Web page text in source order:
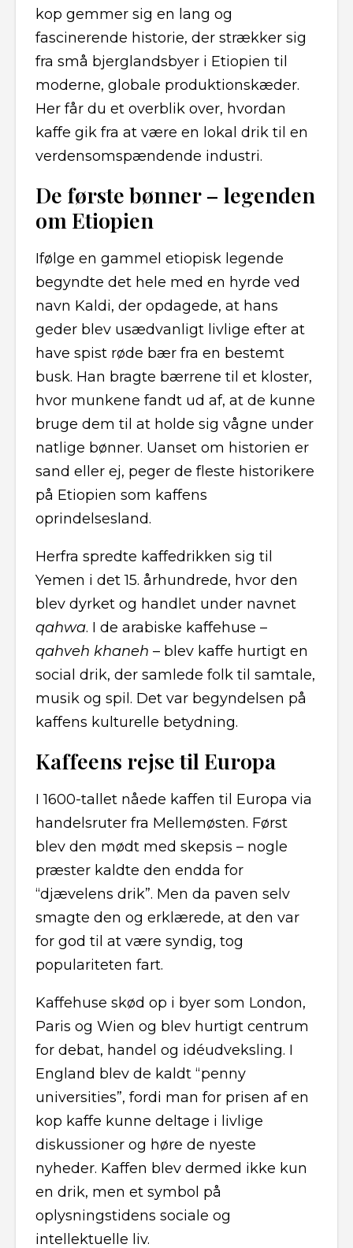
kop gemmer sig en lang og
fascinerende historie, der strækker sig
fra små bjerglandsbyer i Etiopien til
moderne, globale produktionskæder.
Her får du et overblik over, hvordan
kaffe gik fra at være en lokal drik til en
verdensomspændende industri.
De første bønner – legenden
om Etiopien
Ifølge en gammel etiopisk legende
begyndte det hele med en hyrde ved
navn Kaldi, der opdagede, at hans
geder blev usædvanligt livlige efter at
have spist røde bær fra en bestemt
busk. Han bragte bærrene til et kloster,
hvor munkene fandt ud af, at de kunne
bruge dem til at holde sig vågne under
natlige bønner. Uanset om historien er
sand eller ej, peger de fleste historikere
på Etiopien som kaffens
oprindelsesland.
Herfra spredte kaffedrikken sig til
Yemen i det 15. århundrede, hvor den
blev dyrket og handlet under navnet
qahwa. I de arabiske kaffehuse –
qahveh khaneh – blev kaffe hurtigt en
social drik, der samlede folk til samtale,
musik og spil. Det var begyndelsen på
kaffens kulturelle betydning.
Kaffeens rejse til Europa
I 1600-tallet nåede kaffen til Europa via
handelsruter fra Mellemøsten. Først
blev den mødt med skepsis – nogle
præster kaldte den endda for
“djævelens drik”. Men da paven selv
smagte den og erklærede, at den var
for god til at være syndig, tog
populariteten fart.
Kaffehuse skød op i byer som London,
Paris og Wien og blev hurtigt centrum
for debat, handel og idéudveksling. I
England blev de kaldt “penny
universities”, fordi man for prisen af en
kop kaffe kunne deltage i livlige
diskussioner og høre de nyeste
nyheder. Kaffen blev dermed ikke kun
en drik, men et symbol på
oplysningstidens sociale og
intellektuelle liv.